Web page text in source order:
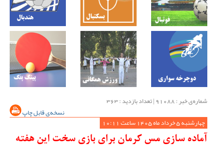
شماره‌ی خبر : ‌91088 | تعداد بازدید : 363
نسخه‌ی قابل چاپ
چهارشنبه 5 خرداد ماه 1405 ساعت 10:11
آماده سازی مس کرمان برای بازی سخت این هفته